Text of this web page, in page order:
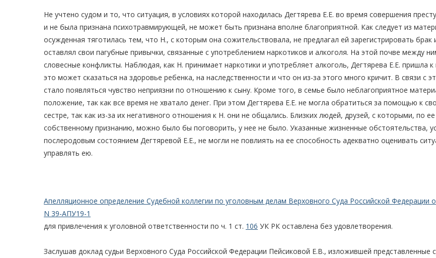
Не учтено судом и то, что ситуация, в условиях которой находилась Дегтярева Е.Е. во время совершения
и не была признана психотравмирующей, не может быть признана вполне благоприятной. Как следует из
осужденная тяготилась тем, что Н., с которым она сожительствовала, не предлагал ей зарегистрировать брак
оставлял свои пагубные привычки, связанные с употреблением наркотиков и алкоголя. На этой почве между
словесные конфликты. Наблюдая, как Н. принимает наркотики и употребляет алкоголь, Дегтярева Е.Е. пришла
это может сказаться на здоровье ребенка, на наследственности и что он из-за этого много кричит. В связи с
стало появляться чувство неприязни по отношению к сыну. Кроме того, в семье было неблагоприятное
положение, так как все время не хватало денег. При этом Дегтярева Е.Е. не могла обратиться за помощью к
сестре, так как из-за их негативного отношения к Н. они не общались. Близких людей, друзей, с которыми, по ее
собственному признанию, можно было бы поговорить, у нее не было. Указанные жизненные обстоятельства,
послеродовым состоянием Дегтяревой Е.Е., не могли не повлиять на ее способность адекватно оценивать
управлять ею.
Апелляционное определение Судебной коллегии по уголовным делам Верховного Суда Российской Федерации
N 39-АПУ19-1
для привлечения к уголовной ответственности по ч. 1 ст. 106 УК РК оставлена без удовлетворения.
Заслушав доклад судьи Верховного Суда Российской Федерации Пейсиковой Е.В., изложившей представленные